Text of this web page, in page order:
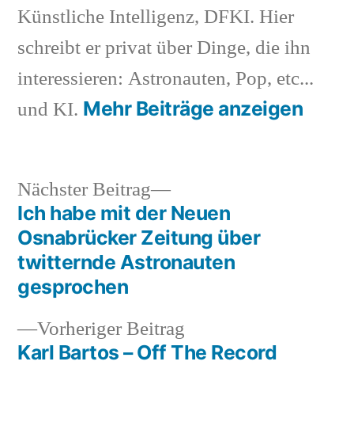
Künstliche Intelligenz, DFKI. Hier
schreibt er privat über Dinge, die ihn
interessieren: Astronauten, Pop, etc...
und KI. Mehr Beiträge anzeigen
Beitragsnavigation
Vorheriger Beitrag
Beitrag:
Karl Bartos – Off The Record
Nächster Beitrag
Nächster
Beitrag:
Ich habe mit der Neuen
Osnabrücker Zeitung über
twitternde Astronauten
gesprochen